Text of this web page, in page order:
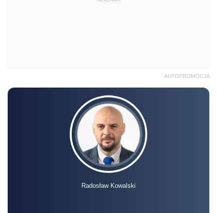
AUTOPROMOCJA
Radosław Kowalski